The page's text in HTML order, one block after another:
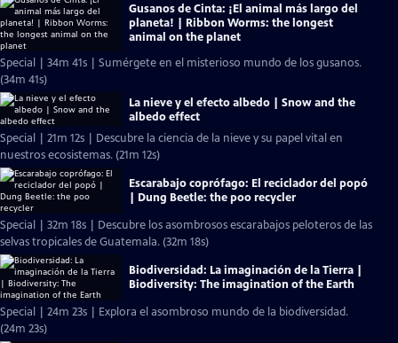
Gusanos de Cinta: ¡El animal más largo del
planeta! | Ribbon Worms: the longest
animal on the planet
Special | 34m 41s | Sumérgete en el misterioso mundo de los gusanos.
(34m 41s)
La nieve y el efecto albedo | Snow and the
albedo effect
Special | 21m 12s | Descubre la ciencia de la nieve y su papel vital en
nuestros ecosistemas. (21m 12s)
Escarabajo coprófago: El reciclador del popó
| Dung Beetle: the poo recycler
Special | 32m 18s | Descubre los asombrosos escarabajos peloteros de las
selvas tropicales de Guatemala. (32m 18s)
Biodiversidad: La imaginación de la Tierra |
Biodiversity: The imagination of the Earth
Special | 24m 23s | Explora el asombroso mundo de la biodiversidad.
(24m 23s)